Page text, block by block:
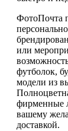
ФотоПочта
или
футболок,
модели из
фирменные
вашему
доставкой.